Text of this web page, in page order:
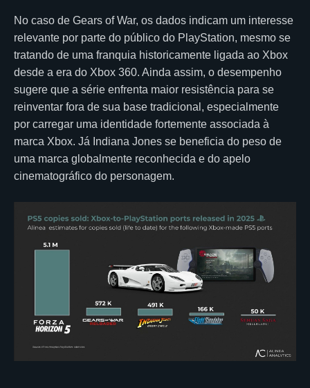
No caso de Gears of War, os dados indicam um interesse
relevante por parte do público do PlayStation, mesmo se
tratando de uma franquia historicamente ligada ao Xbox
desde a era do Xbox 360. Ainda assim, o desempenho
sugere que a série enfrenta maior resistência para se
reinventar fora de sua base tradicional, especialmente
por carregar uma identidade fortemente associada à
marca Xbox. Já Indiana Jones se beneficia do peso de
uma marca globalmente reconhecida e do apelo
cinematográfico do personagem.